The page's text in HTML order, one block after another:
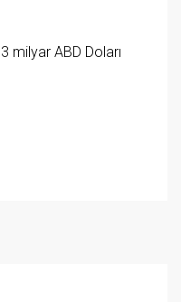
milyar ABD Doları